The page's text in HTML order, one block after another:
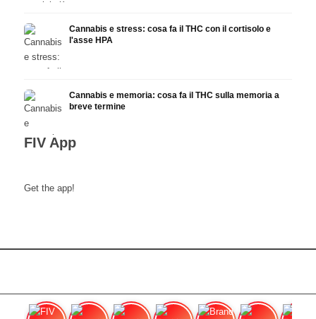
Cannabis e stress: cosa fa il THC con il cortisolo e
l'asse HPA
Cannabis e memoria: cosa fa il THC sulla memoria a
breve termine
FIV App
Get the app!